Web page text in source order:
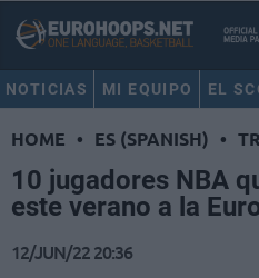
NOTICIAS MI EQUIPO EL
HOME • ES (SPANISH) •
10 jugadores NBA
este verano a la
12/JUN/22 20:36